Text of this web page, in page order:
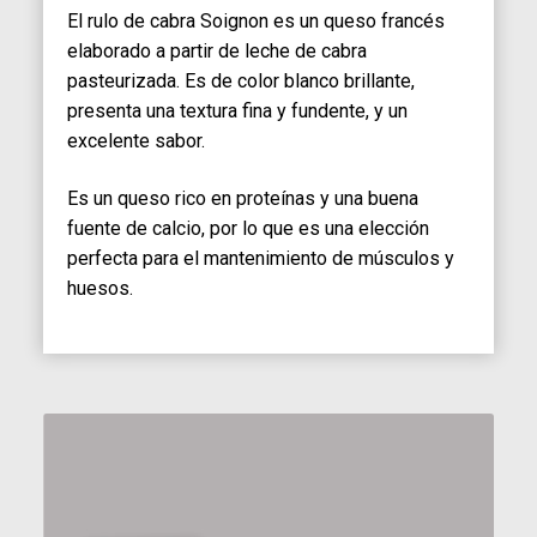
El rulo de cabra Soignon es un queso francés
elaborado a partir de leche de cabra
pasteurizada. Es de color blanco brillante,
presenta una textura fina y fundente, y un
excelente sabor.
Es un queso rico en proteínas y una buena
fuente de calcio, por lo que es una elección
perfecta para el mantenimiento de músculos y
huesos.